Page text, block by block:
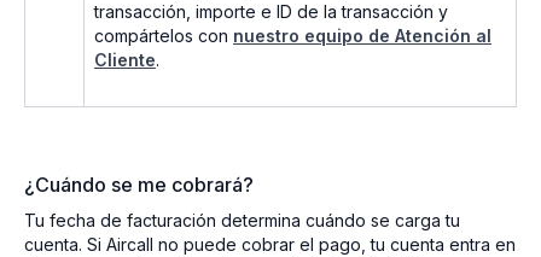
transacción, importe e ID de la transacción y
compártelos con nuestro equipo de Atención al
Cliente.
¿Cuándo se me cobrará?
Tu fecha de facturación determina cuándo se carga tu
cuenta. Si Aircall no puede cobrar el pago, tu cuenta entra en